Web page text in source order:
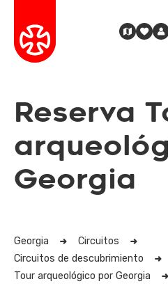
Reserva
Georgia
Georgia
Circuitos
Circuitos de descubrimiento
Tour arqueológico por Georgia